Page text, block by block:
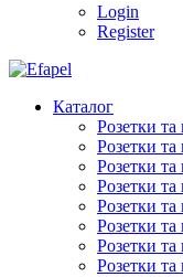
Login
Register
Каталог
Розетки та
Розетки та
Розетки та
Розетки та
Розетки та
Розетки
Розетки та
Розетки та